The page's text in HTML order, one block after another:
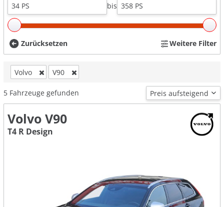
bis
Zurücksetzen Weitere Filter
Volvo V90
5 Fahrzeuge gefunden
Volvo V90
T4 R Design